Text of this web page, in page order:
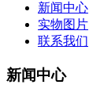
新闻中心
实物图片
联系我们
新闻中心